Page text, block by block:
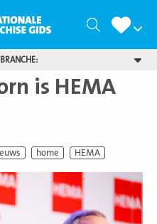
Zoeken
is HEMA
home HEMA